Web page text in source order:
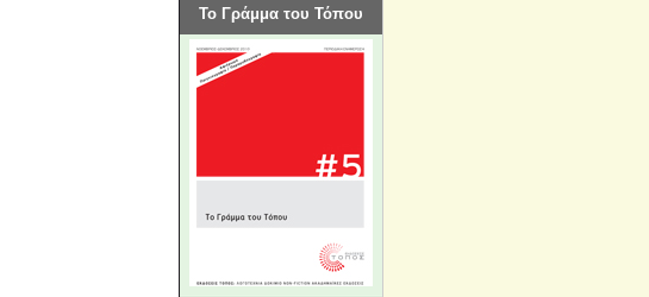
Το Γράμμα του Τόπου